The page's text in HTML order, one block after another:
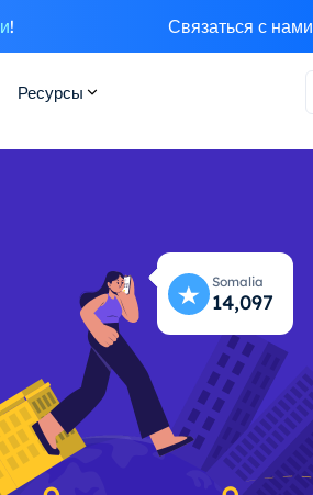
! Связаться с нами
Ресурсы
Somalia
14,163